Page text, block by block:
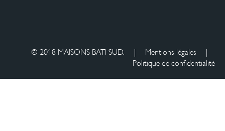
© 2018 MAISONS BATI SUD. | Mentions légales
|
Politique de confidentialité